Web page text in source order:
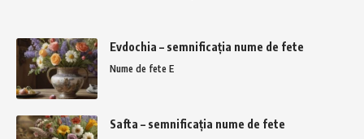
Evdochia – semnificația nume de fete
Nume de fete E
Safta – semnificația nume de fete